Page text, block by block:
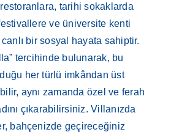
tarihi sokaklarda
ve üniversite kenti
bir sosyal hayata sahiptir.
tercihinde bulunarak, bu
her türlü imkândan üst
aynı zamanda özel ve ferah
çıkarabilirsiniz. Villanızda
bahçenizde geçireceğiniz